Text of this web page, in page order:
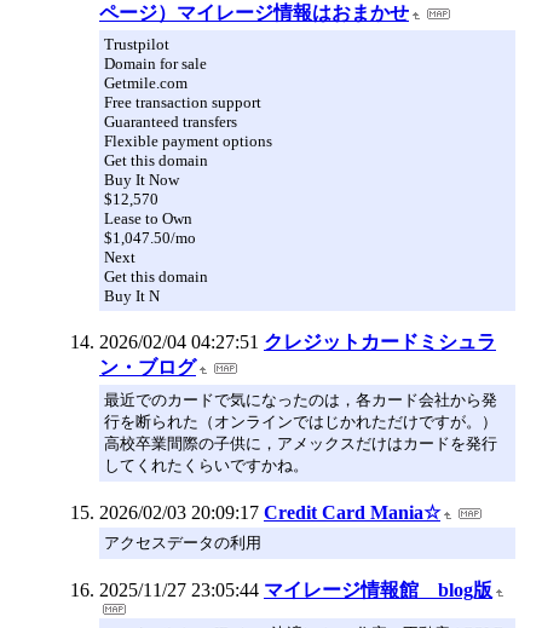
ページ）マイレージ情報はおまかせ
Trustpilot
Domain for sale
Getmile.com
Free transaction support
Guaranteed transfers
Flexible payment options
Get this domain
Buy It Now
$12,570
Lease to Own
$1,047.50/mo
Next
Get this domain
Buy It N
2026/02/04 04:27:51 クレジットカードミシュラ
ン・ブログ
最近でのカードで気になったのは，各カード会社から発
行を断られた（オンラインではじかれただけですが。）
高校卒業間際の子供に，アメックスだけはカードを発行
してくれたくらいですかね。
2026/02/03 20:09:17 Credit Card Mania☆
アクセスデータの利用
2025/11/27 23:05:44 マイレージ情報館 blog版